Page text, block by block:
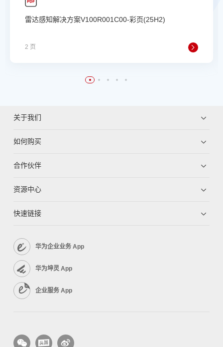
雷达感知解决方案V100R001C00-彩页(25H2)
2 页
关于我们
如何购买
合作伙伴
资源中心
快速链接
华为企业业务 App
华为坤灵 App
企业服务 App